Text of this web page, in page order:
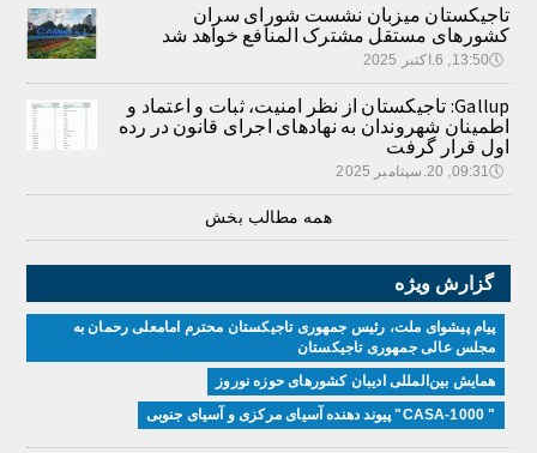
تاجیکستان میزبان نشست شورای سران
کشورهای مستقل مشترک المنافع خواهد شد
🕔13:50, 6.اکتبر 2025
Gallup: تاجیکستان از نظر امنیت، ثبات و اعتماد و
اطمینان شهروندان به نهادهای اجرای قانون در رده
اول قرار گرفت
🕔09:31, 20.سپتامبر 2025
همه مطالب بخش
گزارش ویژه
پیام پیشوای ملت، رئیس جمهوری تاجیکستان محترم امامعلی رحمان به
مجلس عالی جمهوری تاجیکستان
همایش بین‌المللی ادیبان کشور‌های حوزه نوروز
" CASA-1000" پیوند دهنده آسیای مرکزی و آسیای جنوبی